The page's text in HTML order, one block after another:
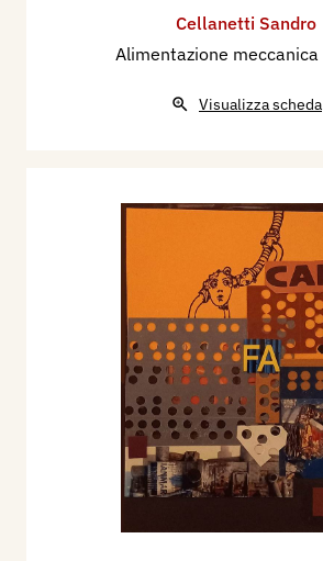
Cellanetti Sandro
Alimentazione meccanica
Visualizza scheda